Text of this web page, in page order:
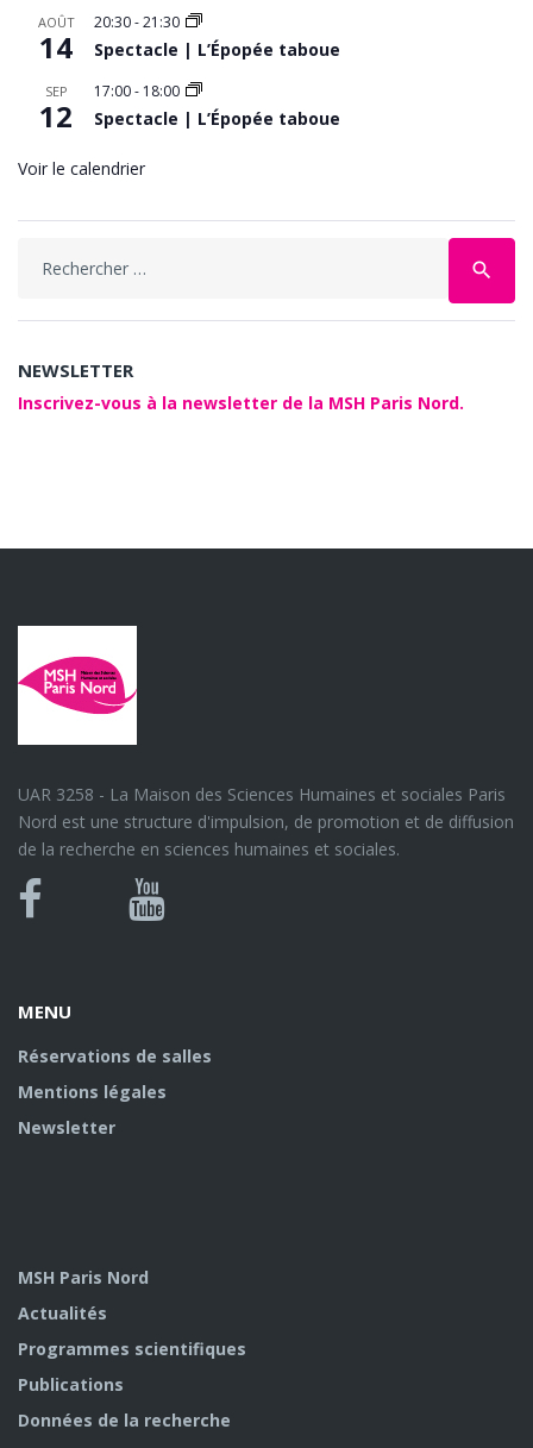
AOÛT
14
20:30-21:30
Spectacle | L’Épopée taboue
SEP
12
17:00- 18:00
Spectacle | L’Épopée taboue
Voir le calendrier
search
NEWSLETTER
Inscrivez-vous à la newsletter de la MSH Paris Nord.
UAR 3258 - La Maison des Sciences Humaines et sociales Paris
Nord est une structure d'impulsion, de promotion et de diffusion
de la recherche en sciences humaines et sociales.
Bluesky
Canal
MENU
Réservations de salles
Mentions légales
Newsletter
MSH Paris Nord
Actualités
Programmes scientifiques
Publications
Données de la recherche